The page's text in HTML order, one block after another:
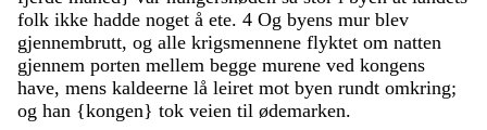
folk ikke hadde noget å ete. 4 Og byens mur blev
gjennembrutt, og alle krigsmennene flyktet om natten
gjennem porten mellem begge murene ved kongens
have, mens kaldeerne lå leiret mot byen rundt omkring;
og han {kongen} tok veien til ødemarken.